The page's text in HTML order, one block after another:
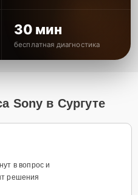
30 мин
бесплатная диагностика
Sony в Сургуте
в вопрос и
решения